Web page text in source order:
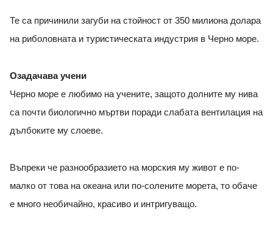
Те са причинили загуби на стойност от 350 милиона долара
на риболовната и туристическата индустрия в Черно море.
Озадачава учени
Черно море е любимо на учените, защото долните му нива
са почти биологично мъртви поради слабата вентилация на
дълбоките му слоеве.
Въпреки че разнообразието на морския му живот е по-
малко от това на океана или по-солените морета, то обаче
е много необичайно, красиво и интригуващо.